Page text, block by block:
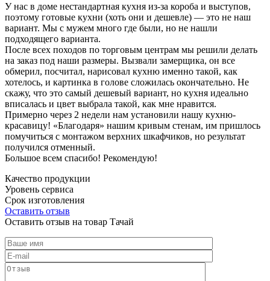
У нас в доме нестандартная кухня из-за короба и выступов,
поэтому готовые кухни (хоть они и дешевле) — это не наш
вариант. Мы с мужем много где были, но не нашли
подходящего варианта.
После всех походов по торговым центрам мы решили делать
на заказ под наши размеры. Вызвали замерщика, он все
обмерил, посчитал, нарисовал кухню именно такой, как
хотелось, и картинка в голове сложилась окончательно. Не
скажу, что это самый дешевый вариант, но кухня идеально
вписалась и цвет выбрала такой, как мне нравится.
Примерно через 2 недели нам установили нашу кухню-
красавицу! «Благодаря» нашим кривым стенам, им пришлось
помучиться с монтажом верхних шкафчиков, но результат
получился отменный.
Большое всем спасибо! Рекомендую!
Качество продукции
Уровень сервиса
Срок изготовления
Оставить отзыв
Оставить отзыв на товар Тачай